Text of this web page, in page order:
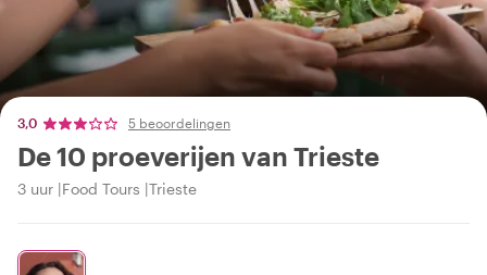
3,0 5 beoordelingen
De 10 proeverijen van Trieste
3 uur Food Tours Trieste